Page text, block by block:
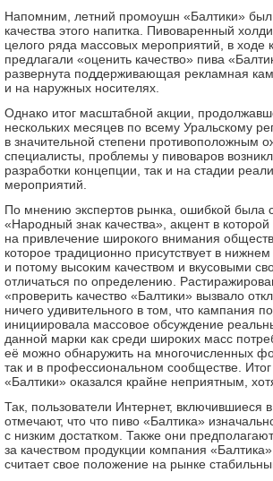
Напомним, летний промоушн «Балтики» был
качества этого напитка. Пивоваренный
целого ряда массовых мероприятий, в ходе
предлагали «оценить качество» пива
развернута поддерживающая рекламная
и на наружных носителях.
Однако итог масштабной акции,
нескольких месяцев по всему Уральскому
в значительной степени противоположным
специалисты, проблемы у пивоваров
разработки концепции, так и на стадии
мероприятий.
По мнению экспертов рынка, ошибкой была
«Народный знак качества», акцент в
на привлечение широкого внимания
которое традиционно присутствует в
и потому высоким качеством и вкусовыми
отличаться по определению.
«проверить качество «Балтики» вызвало
ничего удивительного в том, что кампания
инициировала массовое обсуждение
данной марки как среди широких масс
её можно обнаружить на многочисленных
так и в профессиональном сообществе.
«Балтики» оказался крайне неприятным,
Так, пользователи Интернет, включившиеся
отмечают, что что пиво «Балтика»
с низким достатком. Также они
за качеством продукции компания
считает свое положение на рынке